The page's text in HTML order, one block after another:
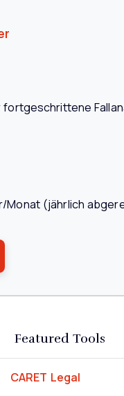
fortgeschrittene
Monat (jährlich
Featured Tools
CARET Legal